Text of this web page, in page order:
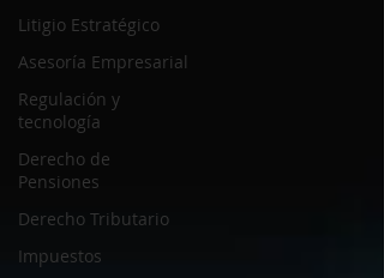
Litigio Estratégico
Asesoría Empresarial
Regulación y
tecnología
Derecho de
Pensiones
Derecho Tributario
Impuestos